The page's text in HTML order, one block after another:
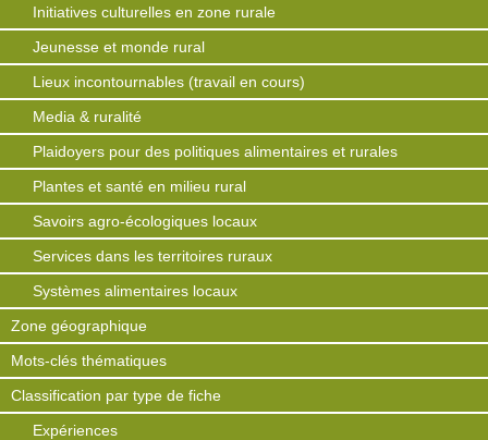
Initiatives culturelles en zone rurale
Jeunesse et monde rural
Lieux incontournables (travail en cours)
Media & ruralité
Plaidoyers pour des politiques alimentaires et rurales
Plantes et santé en milieu rural
Savoirs agro-écologiques locaux
Services dans les territoires ruraux
Systèmes alimentaires locaux
Zone géographique
Mots-clés thématiques
Classification par type de fiche
Expériences